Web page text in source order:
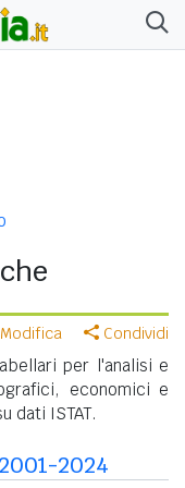
Modifica Condividi
per l'analisi e
economici e
dati ISTAT.
2024